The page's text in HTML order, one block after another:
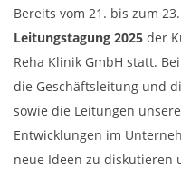
Bereits vom 21. bis zum
Leitungstagung 2025 der
Reha Klinik GmbH statt.
die Geschäftsleitung und
sowie die Leitungen
Entwicklungen im
neue Ideen zu diskutieren